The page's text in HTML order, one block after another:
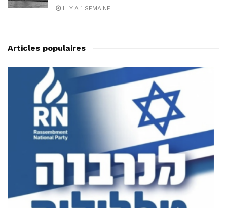
IL Y A 1 SEMAINE
Articles populaires